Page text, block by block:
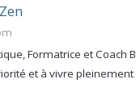
Formatrice et Coach
et à vivre